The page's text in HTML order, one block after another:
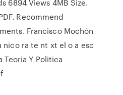
6894 Views 4MB Size.
Recommend
Francisco Mochón
nico ra te nt xt el o a esc
Teoria Y Politica